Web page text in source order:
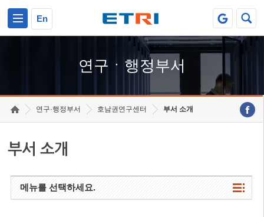
En
연구ㆍ행정부서
연구·행정부서 호남권연구센터 부서 소개
부서 소개
메뉴를 선택하세요.